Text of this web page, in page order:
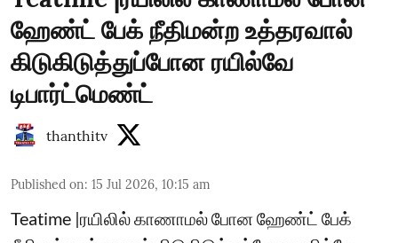
ஹேண்ட் பேக் நீதிமன்ற உத்தரவால்
கிடுகிடுத்துப்போன ரயில்வே
டிபார்ட்மெண்ட்
thanthitv
Published on: 15 Jul 2026, 10:15 am
Teatime |ரயிலில் காணாமல் போன ஹேண்ட் பேக்